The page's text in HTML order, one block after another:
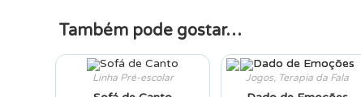
Também pode gostar…
Linha Pré-escolar Jogos, Terapia da Fala